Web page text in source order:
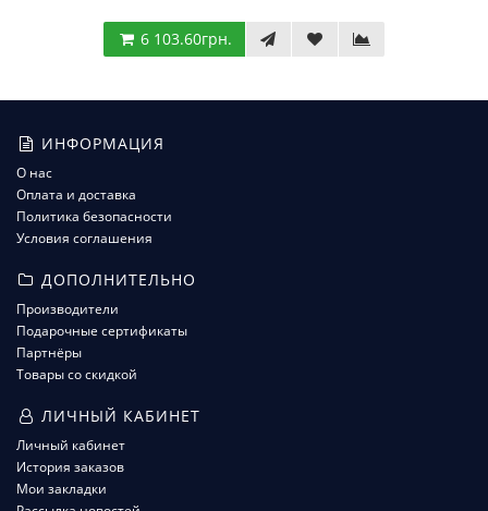
6 103.60грн.
ИНФОРМАЦИЯ
О нас
Оплата и доставка
Политика безопасности
Условия соглашения
ДОПОЛНИТЕЛЬНО
Производители
Подарочные сертификаты
Партнёры
Товары со скидкой
ЛИЧНЫЙ КАБИНЕТ
Личный кабинет
История заказов
Мои закладки